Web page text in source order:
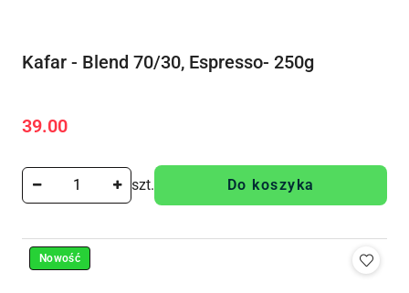
Kafar - Blend 70/30, Espresso- 250g
Cena:
39.00
szt. Do koszyka
Nowość